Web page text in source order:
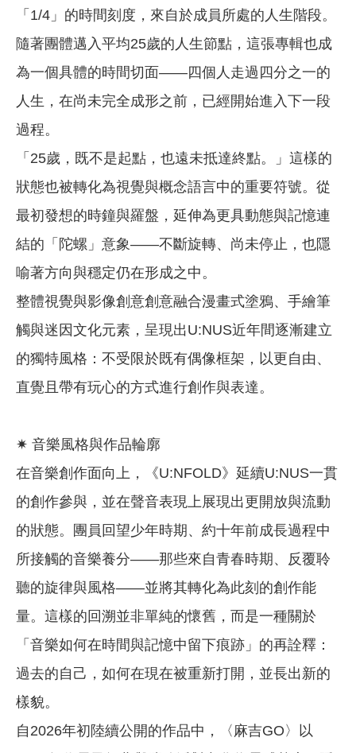
「1/4」的時間刻度，來自於成員所處的人生階段。
隨著團體邁入平均25歲的人生節點，這張專輯也成
為一個具體的時間切面——四個人走過四分之一的
人生，在尚未完全成形之前，已經開始進入下一段
過程。
「25歲，既不是起點，也遠未抵達終點。」這樣的
狀態也被轉化為視覺與概念語言中的重要符號。從
最初發想的時鐘與羅盤，延伸為更具動態與記憶連
結的「陀螺」意象——不斷旋轉、尚未停止，也隱
喻著方向與穩定仍在形成之中。
整體視覺與影像創意創意融合漫畫式塗鴉、手繪筆
觸與迷因文化元素，呈現出U:NUS近年間逐漸建立
的獨特風格：不受限於既有偶像框架，以更自由、
直覺且帶有玩心的方式進行創作與表達。
✷ 音樂風格與作品輪廓
在音樂創作面向上，《U:NFOLD》延續U:NUS一貫
的創作參與，並在聲音表現上展現出更開放與流動
的狀態。團員回望少年時期、約十年前成長過程中
所接觸的音樂養分——那些來自青春時期、反覆聆
聽的旋律與風格——並將其轉化為此刻的創作能
量。這樣的回溯並非單純的懷舊，而是一種關於
「音樂如何在時間與記憶中留下痕跡」的再詮釋：
過去的自己，如何在現在被重新打開，並長出新的
樣貌。
自2026年初陸續公開的作品中，〈麻吉GO〉以